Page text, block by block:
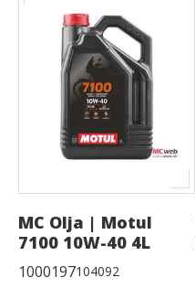
MC Olja | Motul
7100 10W-40 4L
1000197104092